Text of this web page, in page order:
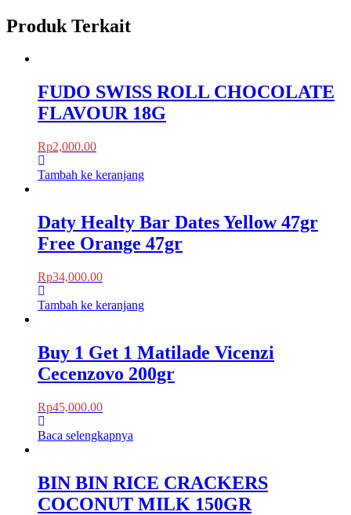
Produk Terkait
FUDO SWISS ROLL CHOCOLATE
FLAVOUR 18G
Rp2,000.00
Tambah ke keranjang
Daty Healty Bar Dates Yellow 47gr
Free Orange 47gr
Rp34,000.00
Tambah ke keranjang
Buy 1 Get 1 Matilade Vicenzi
Cecenzovo 200gr
Rp45,000.00
Baca selengkapnya
BIN BIN RICE CRACKERS
COCONUT MILK 150GR